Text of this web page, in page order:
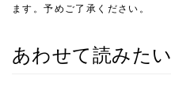
ます。予めご了承ください。
あわせて読みたい